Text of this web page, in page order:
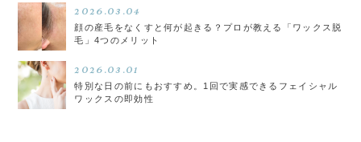
2026.03.04
顔の産毛をなくすと何が起きる？プロが教える「ワックス脱
毛」4つのメリット
2026.03.01
特別な日の前にもおすすめ。1回で実感できるフェイシャル
ワックスの即効性